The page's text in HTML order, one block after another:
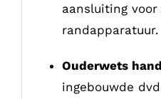
aansluiting voor
randapparatuur.
Ouderwets
ingebouwde